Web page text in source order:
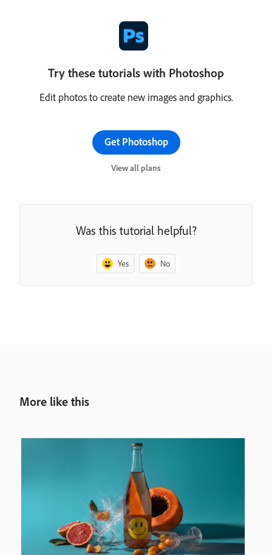
Try these tutorials with Photoshop
Edit photos to create new images and graphics.
Get Photoshop
View all plans
Was this tutorial helpful?
Yes No
More like this